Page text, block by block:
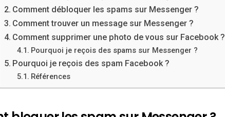
Comment débloquer les spams sur Messenger ?
Comment trouver un message sur Messenger ?
Comment supprimer une photo de vous sur Facebook ?
Pourquoi je reçois des spams sur Messenger ?
Pourquoi je reçois des spam Facebook ?
Références